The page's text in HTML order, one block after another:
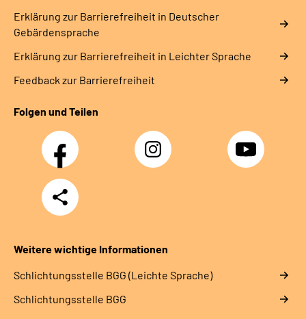
Erklärung zur Barrierefreiheit in Deutscher
Gebärdensprache
Erklärung zur Barrierefreiheit in Leichter Sprache
Feedback zur Barrierefreiheit
Folgen und Teilen
Facebook Instagram YouTube
Teilen
Weitere wichtige Informationen
Schlich­tungs­stel­le BGG (Leichte Sprache)
Schlich­tungs­stel­le BGG